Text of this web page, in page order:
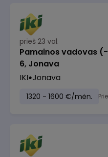
prieš 23 val.
Pamainos vadovas
6, Jonava
IKI Jonava
1320 - 1600 €/mėn.